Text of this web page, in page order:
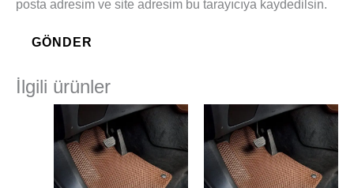
posta adresim ve site adresim bu tarayıcıya kaydedilsin.
İlgili ürünler